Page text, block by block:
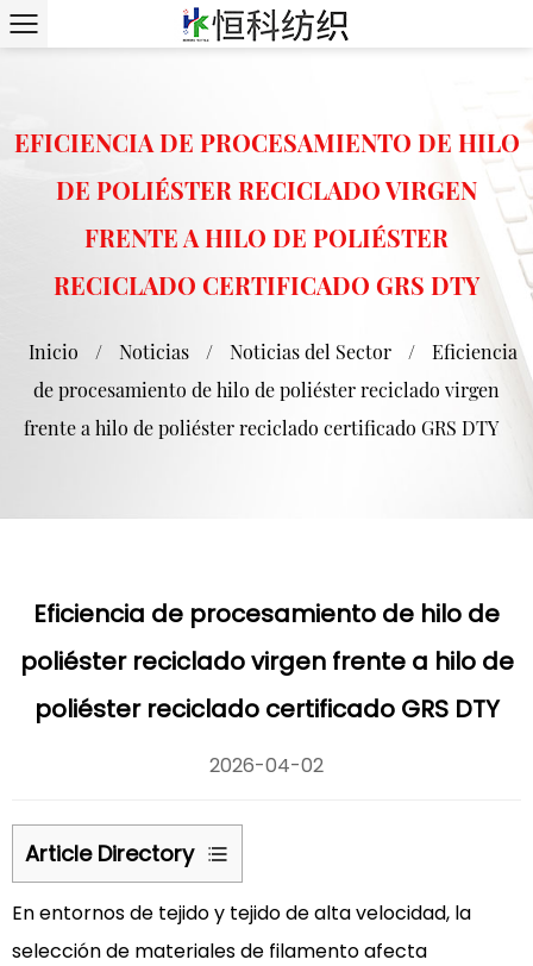
EFICIENCIA DE PROCESAMIENTO DE HILO
DE POLIÉSTER RECICLADO VIRGEN
FRENTE A HILO DE POLIÉSTER
RECICLADO CERTIFICADO GRS DTY
Inicio / Noticias / Noticias del Sector /
Eficiencia
de procesamiento de hilo de poliéster reciclado virgen
frente a hilo de poliéster reciclado certificado GRS DTY
Eficiencia de procesamiento de hilo de
poliéster reciclado virgen frente a hilo de
poliéster reciclado certificado GRS DTY
2026-04-02
Article Directory
1
Consistencia
molecular
En entornos de tejido y tejido de alta velocidad, la
selección de materiales de filamento afecta